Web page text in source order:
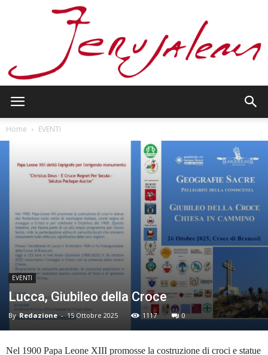
Home EVENTI
EVENTI
Lucca, Giubileo della Croce
By Redazione - 15 Ottobre 2025 1117 0
Nel 1900 Papa Leone XIII promosse la costruzione di croci e statue